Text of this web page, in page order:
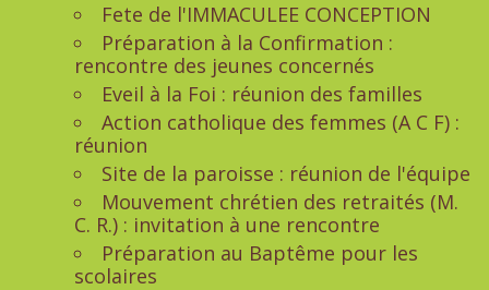
Fete de l'IMMACULEE CONCEPTION
Préparation à la Confirmation :
rencontre des jeunes concernés
Eveil à la Foi : réunion des familles
Action catholique des femmes (A C F) :
réunion
Site de la paroisse : réunion de l'équipe
Mouvement chrétien des retraités (M.
C. R.) : invitation à une rencontre
Préparation au Baptême pour les
scolaires